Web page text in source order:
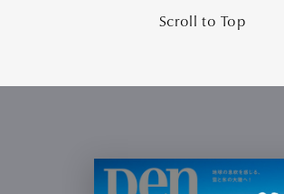
Scroll to Top